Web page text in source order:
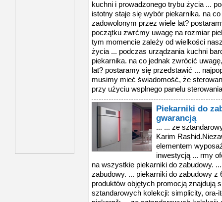
kuchni i prowadzonego trybu życia ...
istotny staje się wybór piekarnika. na
zadowolonym przez wiele lat?
początku zwrćmy uwagę na rozmiar
tym momencie zależy od wielkości
życia ... podczas urządzania kuchni
piekarnika. na co jednak zwrócić
lat? postaramy się przedstawić ...
musimy mieć świadomość, że
przy użyciu wsplnego panelu
Piekarniki do
gwarancją
... ... ze sztandarowych kolekcji: Simplicity, Ora-Ito oraz Karim Rashid.Niezawodny piekarnik jest istotnym elementem wyposażenia nowoczesnej kuchni i inwestycją ... rmy oferuje aż 60-miesięczną gwarancję na wszystkie piekarniki do zabudowy. ... ję na wszystkie piekarniki do zabudowy. ... piekarniki do zabudowy z 60-miesięczną gwarancją ... wśród produktów objętych promocją znajdują się innowacyjne modele ze sztandarowych kolekcji: simplicity, ora-ito oraz karim rashid.niezawodny piekarnik ... ze sztandarowych kolekcji: simplicity, ora-ito oraz karim rashid.niezawodny piekarnik jest istotnym elementem wyposażenia nowoczesnej kuchni i inwestycją ... marzy ci się elegancki i nowoczesny piekarnik, a dwa lata gwarancji na takie urządzenie to za mało? gorenje z okazji 60-lecia firmy oferuje aż 60-miesięczną ... zmysłową czerniąfront w kolorze głębokiej czerni to charakterystyczny element piekarnika bo 87 ora-b z serii ora-ito marki gorenje. ekskluzywności urządzeniu ... technologię moodlite, która pozwala użytkownikom na zmianę koloru tego urządzenia piekarnika za pomocą jednego dotknięcia. znajdujący się na całej długości ... piekarniki do zabudowy z 60-miesięczną gwarancją ... potwierdza, obejmując promocją „60 lat gorenje 60 miesięcy gwarancji” nowo zakupione piekarniki. oferta skierowana jest do klientów, którzy nabędą z przeznaczeniem ... gorenje z okazji 60-lecia firmy oferuje aż 60-miesięczną gwarancję na wszystkie piekarniki do zabudowy. ... nowoczesny design z wysoką technologią. firma gorenje doskonałą jakość swoich piekarników potwierdza bezpłatną, 60-miesięczną gwarancją na wszystkie modele ... dokonania jego zakupu.prostota obsługi w delikatnej bieliwśród szerokiej gamy piekarników marki gorenje znajduje się model bo 75 syw z linii simplicy light ... piekarniki do zabudowy z 60-miesięczną gwarancją ... wśród produktów objętych promocją znajdują się innowacyjne modele ze sztandarowych kolekcji: simplicity, ora-ito oraz karim rashid.niezawodny piekarnik ... ze sztandarowych kolekcji: simplicity, ora-ito oraz karim rashid.niezawodny piekarnik jest istotnym elementem wyposażenia nowoczesnej kuchni i inwestycją ... marzy ci się elegancki i nowoczesny piekarnik, a dwa lata gwarancji na takie urządzenie to za mało? gorenje z okazji 60-lecia firmy oferuje aż 60-miesięczną ... zmysłową czerniąfront w kolorze głębokiej czerni to charakterystyczny element piekarnika bo 87 ora-b z serii ora-ito marki gorenje. ekskluzywności urządzeniu ... technologię moodlite, która pozwala użytkownikom na zmianę koloru tego urządzenia piekarnika za pomocą jednego dotknięcia. znajdujący się na całej długości ... piekarniki do zabudowy z 60-miesięczną gwarancją ... potwierdza, obejmując promocją „60 lat gorenje 60 miesięcy gwarancji” nowo zakupione piekarniki. oferta skierowana jest do klientów, którzy nabędą z przeznaczeniem ... gorenje z okazji 60-lecia firmy oferuje aż 60-miesięczną gwarancję na wszystkie piekarniki do zabudowy. ... nowoczesny design z wysoką technologią. firma gorenje doskonałą jakość swoich piekarników potwierdza bezpłatną, 60-miesięczną gwarancją na wszystkie modele ... dokonania jego zakupu.prostota obsługi w delikatnej bieliwśród szerokiej gamy piekarników marki gorenje znajduje się model bo 75 syw z linii simplicy light ... piekarniki do zabudowy z 60-miesięczną gwarancją ... wśród produktów objętych promocją znajdują się innowacyjne modele ze sztandarowych kolekcji: simplicity, ora-ito oraz karim rashid.niezawodny piekarnik ... ze